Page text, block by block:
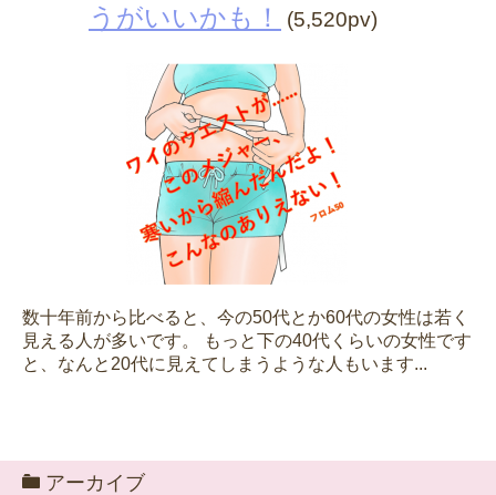
うがいいかも！
(5,520pv)
数十年前から比べると、今の50代とか60代の女性は若く
見える人が多いです。 もっと下の40代くらいの女性です
と、なんと20代に見えてしまうような人もいます...
アーカイブ